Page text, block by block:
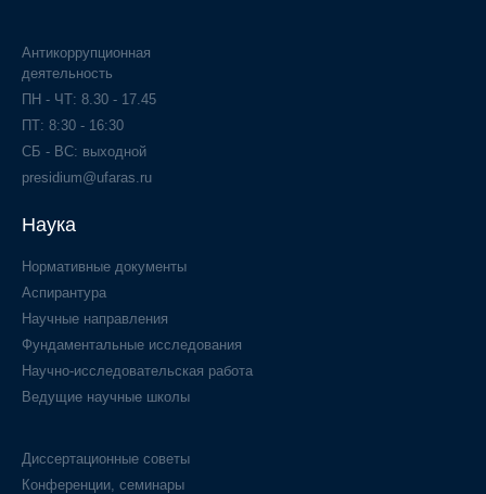
Антикоррупционная
деятельность
ПН - ЧТ: 8.30 - 17.45
ПТ: 8:30 - 16:30
СБ - ВС: выходной
presidium@ufaras.ru
Наука
Нормативные документы
Аспирантура
Научные направления
Фундаментальные исследования
Научно-исследовательская работа
Ведущие научные школы
Диссертационные советы
Конференции, семинары